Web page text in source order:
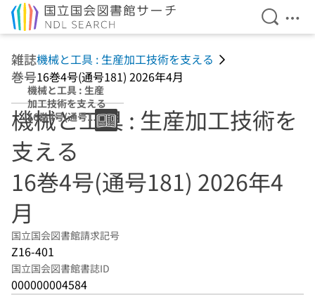
検索を
メ
雑誌機械と工具 : 生産加工技術を支える
巻号16巻4号(通号181) 2026年4月
機械と工具 : 生産
加工技術を支える
16巻4号(通号181)
2026年4月
機械と工具 : 生産加工技術を
支える
16巻4号(通号181) 2026年4
月
国立国会図書館請求記号
Z16-401
国立国会図書館書誌ID
000000004584